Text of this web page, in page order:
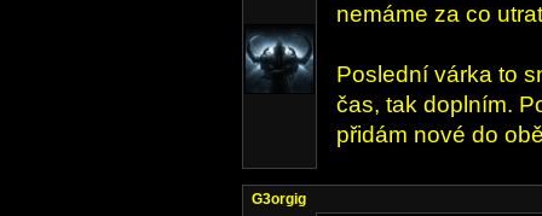
nemáme za co
Poslední várka to
čas, tak doplním.
přidám nové do
G3orgig